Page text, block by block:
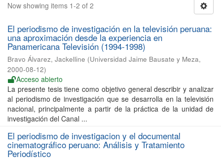
Now showing items 1-2 of 2
El periodismo de investigación en la televisión peruana:
una aproximación desde la experiencia en
Panamericana Televisión (1994-1998)
Bravo Álvarez, Jackelline (Universidad Jaime Bausate y Meza,
2000-08-12)
Acceso abierto
La presente tesis tiene como objetivo general describir y analizar
al periodismo de investigación que se desarrolla en la televisión
nacional, principalmente a partir de la práctica de la unidad de
investigación del Canal ...
El periodismo de investigacion y el documental
cinematográfico peruano: Análisis y Tratamiento
Periodístico